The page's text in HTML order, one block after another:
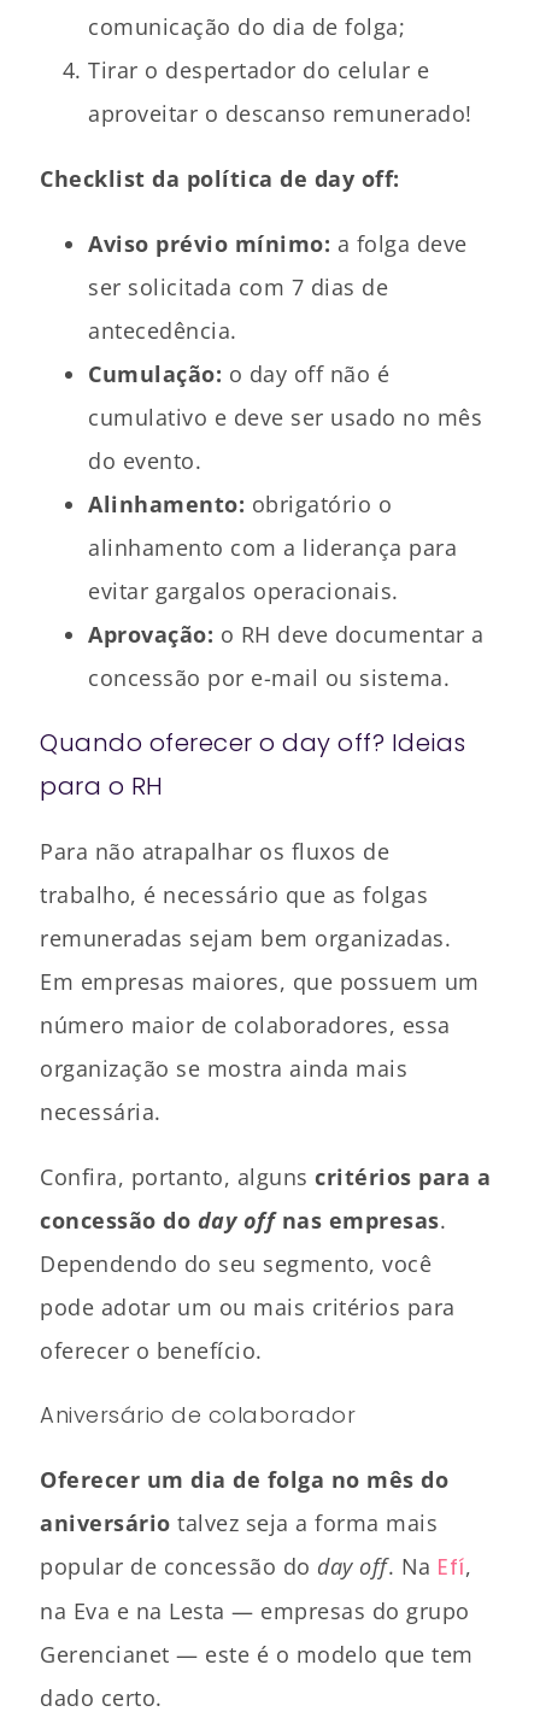
comunicação do dia de folga;
Tirar o despertador do celular e
aproveitar o descanso remunerado!
Checklist da política de day off:
Aviso prévio mínimo: a folga deve
ser solicitada com 7 dias de
antecedência.
Cumulação: o day off não é
cumulativo e deve ser usado no mês
do evento.
Alinhamento: obrigatório o
alinhamento com a liderança para
evitar gargalos operacionais.
Aprovação: o RH deve documentar a
concessão por e-mail ou sistema.
Quando oferecer o day off? Ideias
para o RH
Para não atrapalhar os fluxos de
trabalho, é necessário que as folgas
remuneradas sejam bem organizadas.
Em empresas maiores, que possuem um
número maior de colaboradores, essa
organização se mostra ainda mais
necessária.
Confira, portanto, alguns critérios para a
concessão do day off nas empresas.
Dependendo do seu segmento, você
pode adotar um ou mais critérios para
oferecer o benefício.
Aniversário de colaborador
Oferecer um dia de folga no mês do
aniversário talvez seja a forma mais
popular de concessão do day off. Na Efí,
na Eva e na Lesta — empresas do grupo
Gerencianet — este é o modelo que tem
dado certo.